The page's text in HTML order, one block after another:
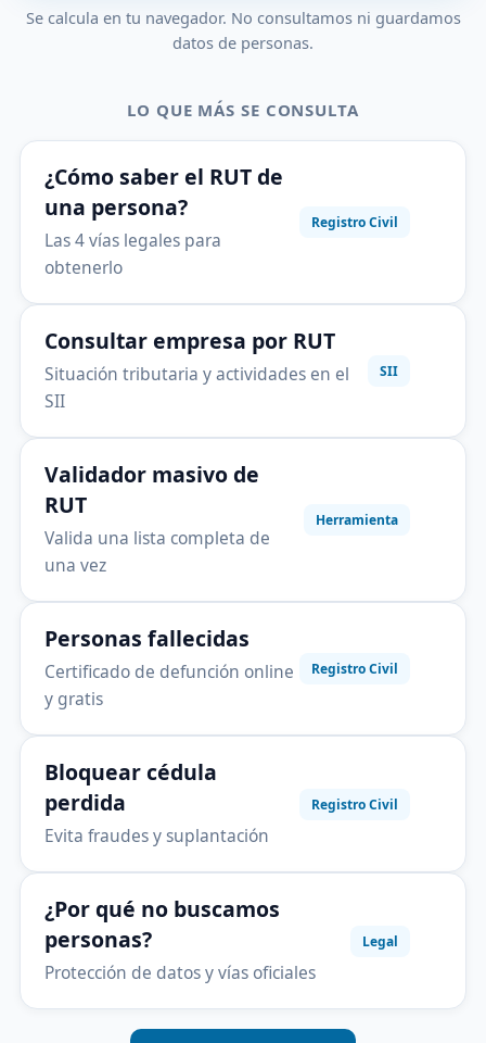
Se calcula en tu navegador. No consultamos ni guardamos
datos de personas.
LO QUE MÁS SE CONSULTA
¿Cómo saber el RUT de
una persona?
Las 4 vías legales para
obtenerlo
Registro Civil
Consultar empresa por RUT
Situación tributaria y actividades en el
SII
SII
Validador masivo de
RUT
Valida una lista completa de
una vez
Herramienta
Personas fallecidas
Certificado de defunción online
y gratis
Registro Civil
Bloquear cédula
perdida
Evita fraudes y suplantación
Registro Civil
¿Por qué no buscamos
personas?
Protección de datos y vías oficiales
Legal